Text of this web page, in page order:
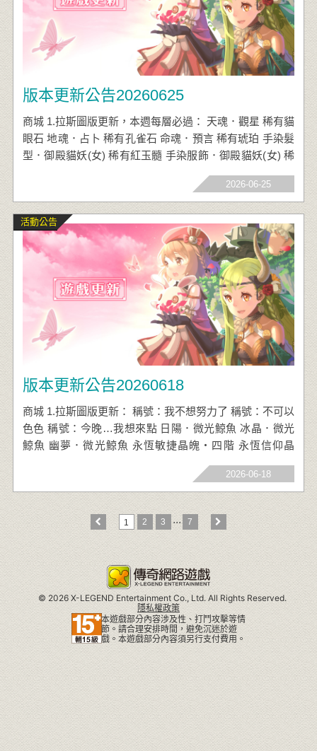
版本更新公告20260625
商城 1.拉斯圖版更新，本週每層必過： 天魂．觀星 稀有貓
眼石 地魂．占卜 稀有孔雀石 命魂．預言 稀有琥珀 手染髮
型．御殿貓妖(女) 稀有紅玉髓 手染服飾．御殿貓妖(女) 稀
2026-06-25
版本更新公告20260618
商城 1.拉斯圖版更新： 稱號：我不想努力了 稱號：不可以
色色 稱號：今晚…我想來點 日陽．微光鯨魚 冰晶．微光
鯨魚 幽夢．微光鯨魚 永恆敏捷晶魄‧四階 永恆信仰晶
染服飾．時尚永褲(男) 面飾．酷熊檸檬冰棒 面飾．牛奶巧
克冰棒
2026-06-18
活動公告
1 2 3 ... 7
© 2026 X-LEGEND Entertainment Co., Ltd. All Rights Reserved.
隱私權政策
本遊戲部分內容涉及性、打鬥攻擊等情
節。請合理安排時間，避免沉迷於遊
戲。本遊戲部分內容須另行支付費用。